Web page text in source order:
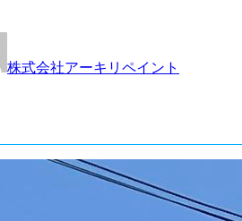
株式会社アーキリペイント